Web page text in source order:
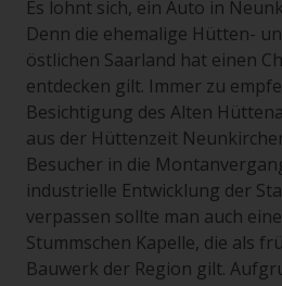
Es lohnt sich, ein Auto in
Denn die ehemalige Hütten-
östlichen Saarland hat einen
entdecken gilt. Immer zu
Besichtigung des Alten
aus der Hüttenzeit
Besucher in die
industrielle Entwicklung der
verpassen sollte man auch
Stummschen Kapelle, die als
Bauwerk der Region gilt.